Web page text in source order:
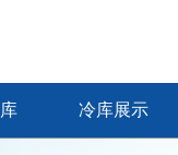
冷库展示